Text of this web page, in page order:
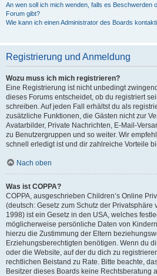
An wen soll ich mich wenden, falls es Beschwerden
Forum gibt?
Wie kann ich einen Administrator des Boards
Registrierung und Anmeldung
Wozu muss ich mich registrieren?
Eine Registrierung ist nicht unbedingt
dieses Forums entscheidet, ob du registriert
schreiben. Auf jeden Fall erhältst du als
zusätzliche Funktionen, die Gästen nicht zur
Avatarbilder, Private Nachrichten, E-Mail-
zu Benutzergruppen und so weiter. Wir
schnell erledigt ist und dir zahlreiche Vorteile
Nach oben
Was ist COPPA?
COPPA, ausgeschrieben Children’s Online
(deutsch: Gesetz zum Schutz der Privatsphäre
1998) ist ein Gesetz in den USA, welches
möglicherweise persönliche Daten von
hierzu die Zustimmung der Eltern
Erziehungsberechtigten benötigen. Wenn du
oder die Website, auf der du dich zu
rechtlichen Beistand zu Rate. Bitte beachte,
Besitzer dieses Boards keine Rechtsberatung